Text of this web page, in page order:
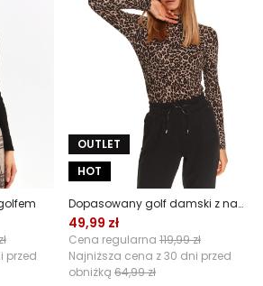
przed
OUTLET
HOT
Dopasowany golf damski z nadrukiem
49,99 zł
Cena regularna 119,99 zł
Najniższa cena z 30 dni przed
obniżką 64,99 zł